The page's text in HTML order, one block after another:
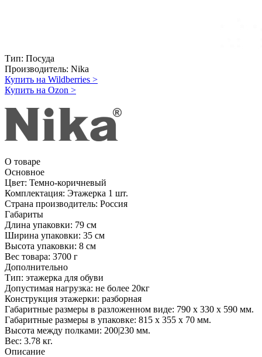
Тип: Посуда
Производитель: Nika
Купить на Wildberries >
Купить на Ozon >
О товаре
Основное
Цвет: Темно-коричневый
Комплектация: Этажерка 1 шт.
Страна производитель: Россия
Габариты
Длина упаковки: 79 см
Ширина упаковки: 35 см
Высота упаковки: 8 см
Вес товара: 3700 г
Дополнительно
Тип: этажерка для обуви
Допустимая нагрузка: не более 20кг
Конструкция этажерки: разборная
Габаритные размеры в разложенном виде: 790 х 330 х 590 мм.
Габаритные размеры в упаковке: 815 х 355 х 70 мм.
Высота между полками: 200|230 мм.
Вес: 3.78 кг.
Описание